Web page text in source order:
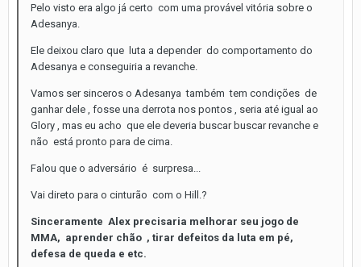
Pelo visto era algo já certo com uma provável vitória sobre o
Adesanya.
Ele deixou claro que luta a depender do comportamento do
Adesanya e conseguiria a revanche.
Vamos ser sinceros o Adesanya também tem condições de
ganhar dele , fosse una derrota nos pontos , seria até igual ao
Glory , mas eu acho que ele deveria buscar buscar revanche e
não está pronto para de cima.
Falou que o adversário é surpresa...
Vai direto para o cinturão com o Hill.?
Sinceramente Alex precisaria melhorar seu jogo de
MMA, aprender chão , tirar defeitos da luta em pé,
defesa de queda e etc.